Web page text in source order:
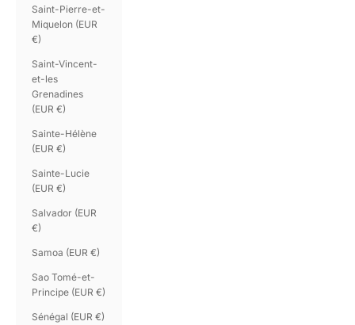
Saint-Pierre-et-
Miquelon (EUR
€)
Saint-Vincent-
et-les
Grenadines
(EUR €)
Sainte-Hélène
(EUR €)
Sainte-Lucie
(EUR €)
Salvador (EUR
€)
Samoa (EUR €)
Sao Tomé-et-
Principe (EUR €)
Sénégal (EUR €)